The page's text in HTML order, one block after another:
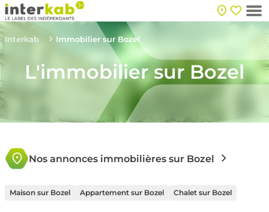
Interkab Immobilier sur Bozel
L'immobilier sur Bozel
Nos annonces immobilières sur Bozel
Maison sur Bozel Appartement sur Bozel Chalet sur Bozel